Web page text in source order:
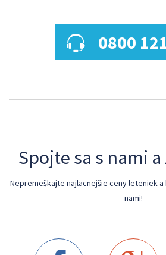
0800
Spojte sa s nami
Nepremeškajte najlacnejšie ceny leteniek
nami!